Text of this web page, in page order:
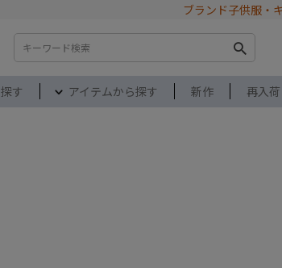
ブランド子供服・
す アイテムから探す 新作 再入荷